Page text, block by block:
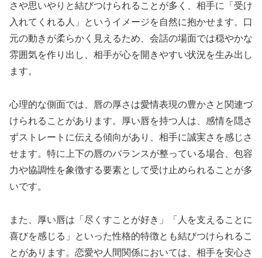
さや思いやりと結びつけられることが多く、相手に「受け
入れてくれる人」というイメージを自然に抱かせます。口
元の動きが柔らかく見えるため、会話の場面では穏やかな
雰囲気を作り出し、相手が心を開きやすい状況を生み出し
ます。
心理的な側面では、唇の厚さは愛情表現の豊かさと関連づ
けられることがあります。厚い唇を持つ人は、感情を隠さ
ずストレートに伝える傾向があり、相手に誠実さを感じさ
せます。特に上下の唇のバランスが整っている場合、包容
力や協調性を象徴する要素として受け止められることが多
いです。
また、厚い唇は「尽くすことが好き」「人を支えることに
喜びを感じる」といった性格的特徴とも結びつけられるこ
とがあります。恋愛や人間関係においては、相手を安心さ